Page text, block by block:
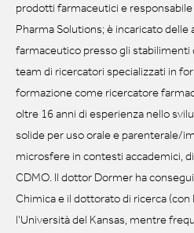
prodotti farmaceutici e
Pharma Solutions; è incaricato delle
farmaceutico presso gli stabilimenti
team di ricercatori specializzati in
formazione come ricercatore
oltre 16 anni di esperienza nello
solide per uso orale e parenterale/
microsfere in contesti accademici,
CDMO. Il dottor Dormer ha
Chimica e il dottorato di ricerca
l'Università del Kansas, mentre